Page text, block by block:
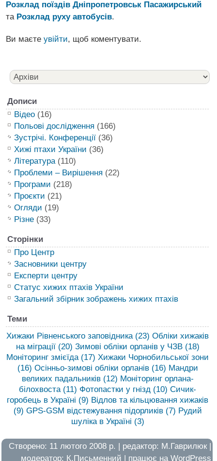
Розклад поїздiв Днiпропетровськ Пасажирський
та Розклад руху автобусiв.
Ви маєте увійти, щоб коментувати.
Дописи
Відео(16)
Польові дослідження (166)
Зустрічі. Конференції(36)
Хижі птахи України (36)
Література(110)
Проблеми – Вирішення (22)
Програми (218)
Проєкти (21)
Огляди (19)
Різне(33)
Сторінки
Про Центр
Засновники центру
Експерти центру
Статус хижих птахів України
Загальний збірник зображень хижих птахів
Теми
Хижаки Рівненського заповідника(23) Обліки хижаків
на міграції(20) Зимові обліки орланів у ЧЗВ(18)
Моніторинг змієїда(17) Хижаки Чорнобильської зони
(16) Осінньо-зимові обліки орланів(16) Мандри
великих падальників(12) Моніторинг орлана-
білохвоста(11) Фотопастки у гнізд (10) Сичик-
горобець в Україні (9) Відлов та кільцювання хижаків
(9) GPS-GSM відстежування підорликів(7) Рудий
шуліка в Україні (3)
Створено: 11 лютого 2008 р. | редактор: М.Гаврилюк|
модератор: К.Письменний | працює наWordPress